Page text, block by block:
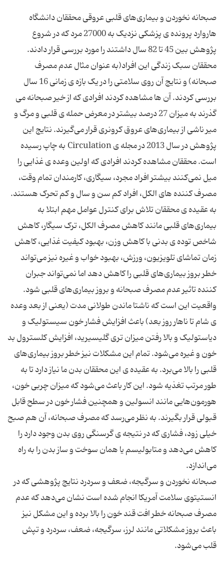
صبحانه نخوردن و بیماری‌های قلبی عروقی محققان دانشگاه
هاروارد پرونده ی پزشکی نزدیک به 27000 مرد که در شروع
پژوهش بین 45 تا 82 سال داشتند را مورد بررسی قرار دادند.
محققان سبک زندگی این افراد(به عنوان مثال عدم مصرف
صبحانه) و نتایج آن روی سلامتی را در یک بازه ی زمانی 16 سال
بررسی کردند. آن ها مشاهده کردند افرادی که از خیر صبحانه می
گذرند به میزان 27 درصد بیشتر در معرض حمله ی قلبی و مرگ و
میر ناشی از بیماری‌های عروق کرونری قرار می‌گیرند. نتایج این
پژوهش در سال 2013 در مجله ی Circulation به چاپ رسیده
است. محققان مشاهده کردند افرادی که اولین وعده ی غذایی را
میل نمی‌کنند بیشتر افراد مجرد، سیگاری، کارمندان تمام وقت،
مصرف کننده های الکل، افراد کم سن و سال و کم تحرک هستند.
به عقیده ی محققان تلاش برای کنترل عوامل مهم ابتلا به
بیماری‌های قلبی مانند کاهش مصرف الکل، ترک سیگار، کاهش
شاخص توده ی بدنی با کاهش وزن، بهبود کیفیت غذایی، کاهش
زمان تماشای تلویزیون، ورزش، بهبود خواب و غیره نیز می‌تواند
خطر بروز بیماری‌های قلبی را کاهش دهد اما نمی‌تواند جبران
کننده تاثیر عدم مصرف صبحانه و بروز بیماری‌های قلبی شود.
واقعیت این است که ناشتا ماندن طولانی مدت (یعنی از بعد وعده
ی شام تا ناهار روز بعد) باعث افزایش فشار خون سیستولیک و
دیاستولیک و بالا رفتن میزان تری گلیسیرید، افزایش کلسترول بد
خون و غیره می‌شود. تمام این مشکلات نیز خطر بروز بیماری‌های
قلبی را بالا می‌برد. به عقیده ی این محققان بدن ما نیاز دارد تا به
طور مرتب تغذیه شود. این کار باعث می‌شود که میزان چربی خون،
هورمون‌هایی مانند انسولین و همچنین فشار خون در سطح قابل
قبولی قرار بگیرند. به نظر می‌رسد که مصرف صبحانه، آن هم صبح
خیلی زود، فشاری که در نتیجه ی گرسنگی روی بدن وجود دارد را
کاهش می‌دهد و متابولیسم یا همان سوخت و ساز بدن را به راه
صبحانه نخوردن و سرگیجه، ضعف و سردرد نتایج پژوهشی که در
انستیتوی سلامت آمریکا انجام شده است نشان می‌دهد که عدم
مصرف صبحانه خطر افت قند خون را بالا برده و این مشکل نیز
باعث بروز مشکلاتی مانند لرز، سرگیجه، ضعف، سردرد و تپش